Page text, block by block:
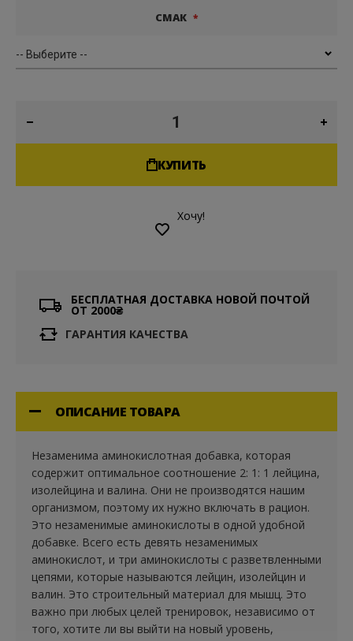
СМАК
КУПИТЬ
Хочу!
БЕСПЛАТНАЯ ДОСТАВКА НОВОЙ ПОЧТОЙ
ОТ 2000₴
ГАРАНТИЯ КАЧЕСТВА
ОПИСАНИЕ ТОВАРА
Незаменима аминокислотная добавка, которая
содержит оптимальное соотношение 2: 1: 1 лейцина,
изолейцина и валина. Они не производятся нашим
организмом, поэтому их нужно включать в рацион.
Это незаменимые аминокислоты в одной удобной
добавке. Всего есть девять незаменимых
аминокислот, и три аминокислоты с разветвленными
цепями, которые называются лейцин, изолейцин и
валин. Это строительный материал для мышц. Это
важно при любых целей тренировок, независимо от
того, хотите ли вы выйти на новый уровень,